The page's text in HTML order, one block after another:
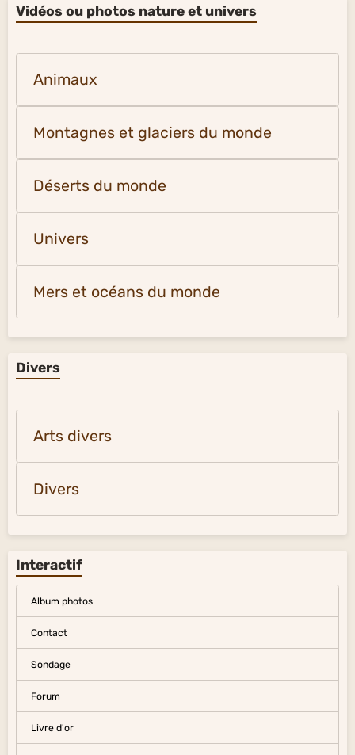
Vidéos ou photos nature et univers
Animaux
Montagnes et glaciers du monde
Déserts du monde
Univers
Mers et océans du monde
Divers
Arts divers
Divers
Interactif
Album photos
Contact
Sondage
Forum
Livre d'or